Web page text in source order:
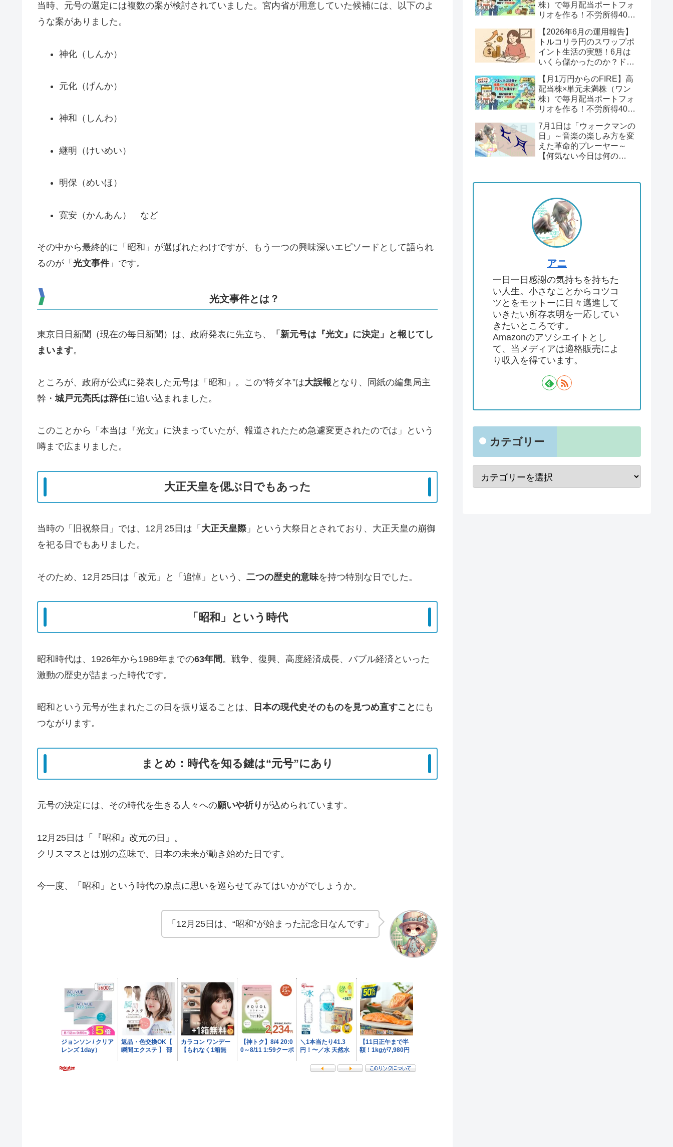
当時、元号の選定には複数の案が検討されていました。宮内省が用意していた候補には、以下のよ
うな案がありました。
神化（しんか）
元化（げんか）
神和（しんわ）
継明（けいめい）
明保（めいほ）
寛安（かんあん） など
その中から最終的に「昭和」が選ばれたわけですが、もう一つの興味深いエピソードとして語られ
るのが「 光文事件」です。
光文事件とは？
東京日日新聞（現在の毎日新聞）は、政府発表に先立ち、
「新元号は『光文』に決定」と報じてし
まいます。
ところが、政府が公式に発表した元号は「昭和」。この“特ダネ”は大誤報 となり、同紙の編集局主
幹・城戸元亮氏は辞任に追い込まれました。
このことから「本当は『光文』に決まっていたが、報道されたため急遽変更されたのでは」という
噂まで広まりました。
大正天皇を偲ぶ日でもあった
当時の「旧祝祭日」では、12月25日は「 大正天皇際」という大祭日とされており、大正天皇の崩御
を祀る日でもありました。
そのため、12月25日は「改元」と「追悼」という、 二つの歴史的意味を持つ特別な日でした。
「昭和」という時代
昭和時代は、1926年から1989年までの63年間 。戦争、復興、高度経済成長、バブル経済といった
激動の歴史が詰まった時代です。
昭和という元号が生まれたこの日を振り返ることは、 日本の現代史そのものを見つめ直すこと にも
つながります。
まとめ：時代を知る鍵は“元号”にあり
元号の決定には、その時代を生きる人々への願いや祈り が込められています。
12月25日は「『昭和』改元の日」。
クリスマスとは別の意味で、日本の未来が動き始めた日です。
今一度、「昭和」という時代の原点に思いを巡らせてみてはいかがでしょうか。
「12月25日は、“昭和”が始まった記念日なんです」
株）で毎月配当ポートフォ
リオを作る！不労所得400
回】
【2026年6月の運用報告】
トルコリラ円のスワップポ
イント生活の実態！6月は
いくら儲かったのか？ドル
【月1万円からのFIRE】高
配当株×単元未満株（ワン
株）で毎月配当ポートフォ
リオを作る！不労所得400
回】
7月1日は「ウォークマンの
日」～音楽の楽しみ方を変
えた革命的プレーヤー～
【何気ない今日は何の
アニ
一日一日感謝の気持ちを持ちた
い人生。小さなことからコツコ
ツとをモットーに日々邁進して
いきたい所存表明を一応してい
きたいところです。
Amazonのアソシエイトとし
て、当メディアは適格販売によ
り収入を得ています。
カテゴリー